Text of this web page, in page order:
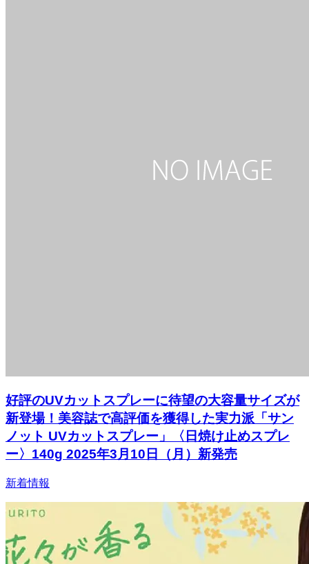
好評のUVカットスプレーに待望の大容量サイズが
新登場！美容誌で高評価を獲得した実力派「サン
ノット UVカットスプレー」〈日焼け止めスプレ
ー〉140g 2025年3月10日（月）新発売
新着情報